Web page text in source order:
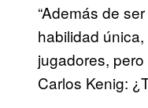
“Además de
habilidad
jugadores,
Carlos Kenig: